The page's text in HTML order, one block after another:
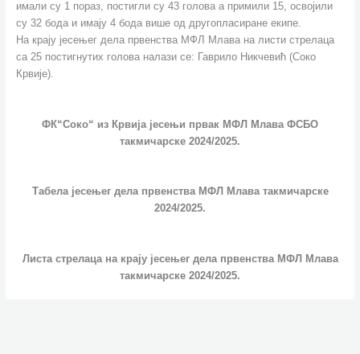
имали су 1 пораз, постигли су 43 голова а примили 15, освојили
су 32 бода и имају 4 бода више од другопласиране екипе.
На крају јесењег дела првенства МФЛ Млава на листи стрелаца
са 25 постигнутих голова налази се: Гаврило Никчевић (Соко
Крвије).
ФК“Соко“ из Крвија јесењи првак МФЛ Млава ФСБО
такмичарске 2024/2025.
Табела јесењег дела првенства МФЛ Млава такмичарске
2024/2025.
Листа стрелаца на крају јесењег дела првенства МФЛ Млава
такмичарске 2024/2025.